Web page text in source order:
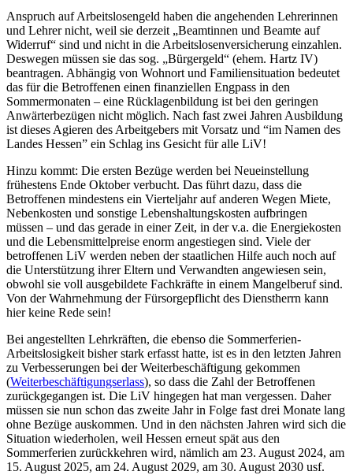
Anspruch auf Arbeitslosengeld haben die angehenden Lehrerinnen
und Lehrer nicht, weil sie derzeit „Beamtinnen und Beamte auf
Widerruf“ sind und nicht in die Arbeitslosenversicherung einzahlen.
Deswegen müssen sie das sog. „Bürgergeld“ (ehem. Hartz IV)
beantragen. Abhängig von Wohnort und Familiensituation bedeutet
das für die Betroffenen einen finanziellen Engpass in den
Sommermonaten – eine Rücklagenbildung ist bei den geringen
Anwärterbezügen nicht möglich. Nach fast zwei Jahren Ausbildung
ist dieses Agieren des Arbeitgebers mit Vorsatz und “im Namen des
Landes Hessen” ein Schlag ins Gesicht für alle LiV!
Hinzu kommt: Die ersten Bezüge werden bei Neueinstellung
frühestens Ende Oktober verbucht. Das führt dazu, dass die
Betroffenen mindestens ein Vierteljahr auf anderen Wegen Miete,
Nebenkosten und sonstige Lebenshaltungskosten aufbringen
müssen – und das gerade in einer Zeit, in der v.a. die Energiekosten
und die Lebensmittelpreise enorm angestiegen sind. Viele der
betroffenen LiV werden neben der staatlichen Hilfe auch noch auf
die Unterstützung ihrer Eltern und Verwandten angewiesen sein,
obwohl sie voll ausgebildete Fachkräfte in einem Mangelberuf sind.
Von der Wahrnehmung der Fürsorgepflicht des Dienstherrn kann
hier keine Rede sein!
Bei angestellten Lehrkräften, die ebenso die Sommerferien-
Arbeitslosigkeit bisher stark erfasst hatte, ist es in den letzten Jahren
zu Verbesserungen bei der Weiterbeschäftigung gekommen
(Weiterbeschäftigungserlass), so dass die Zahl der Betroffenen
zurückgegangen ist. Die LiV hingegen hat man vergessen. Daher
müssen sie nun schon das zweite Jahr in Folge fast drei Monate lang
ohne Bezüge auskommen. Und in den nächsten Jahren wird sich die
Situation wiederholen, weil Hessen erneut spät aus den
Sommerferien zurückkehren wird, nämlich am 23. August 2024, am
15. August 2025, am 24. August 2029, am 30. August 2030 usf.